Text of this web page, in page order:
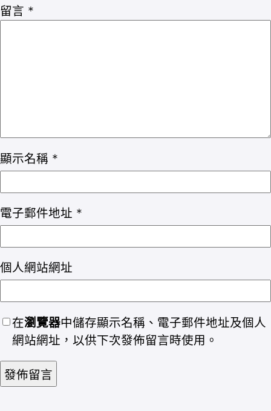
留言 *
顯示名稱 *
電子郵件地址 *
個人網站網址
在瀏覽器中儲存顯示名稱、電子郵件地址及個人
網站網址，以供下次發佈留言時使用。